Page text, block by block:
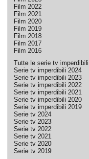
Film 2022
Film 2021
Film 2020
Film 2019
Film 2018
Film 2017
Film 2016
Tutte le serie tv imperdibili
Serie tv imperdibili 2024
Serie tv imperdibili 2023
Serie tv imperdibili 2022
Serie tv imperdibili 2021
Serie tv imperdibili 2020
Serie tv imperdibili 2019
Serie tv 2024
Serie tv 2023
Serie tv 2022
Serie tv 2021
Serie tv 2020
Serie tv 2019